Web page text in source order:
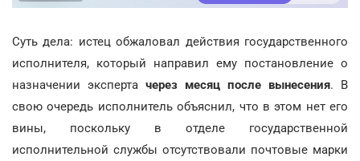
Суть дела: истец обжаловал действия государственного
исполнителя, который направил ему постановление о
назначении эксперта через месяц после вынесения. В
свою очередь исполнитель объяснил, что в этом нет его
вины, поскольку в отделе государственной
исполнительной службы отсутствовали почтовые марки